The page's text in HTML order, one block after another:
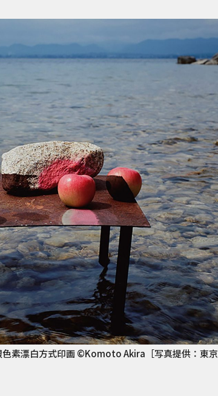
素漂白方式印画 ©Komoto Akira［写真提供：東京